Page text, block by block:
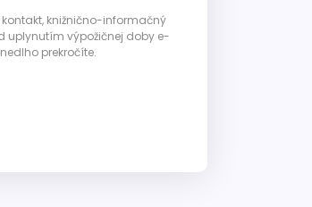
knižnično-informačný
uplynutím výpožičnej doby e-
prekročíte.